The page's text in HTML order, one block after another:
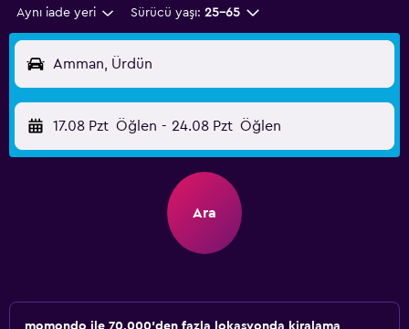
Aynı iade yeri Sürücü yaşı: 25-65
Amman, Ürdün
17.08 Pzt Öğlen - 24.08 Pzt Öğlen
Ara
momondo ile 70.000'den fazla lokasyonda kiralama